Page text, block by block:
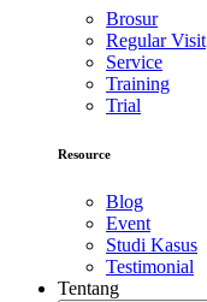
Brosur
Regular Visit
Service
Training
Trial
Resource
Blog
Event
Studi Kasus
Testimonial
Tentang